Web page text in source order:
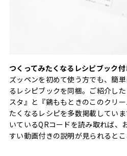
つくってみたくなるレシピブック付
ズッペンを初めて使う方でも、簡
るレシピブックを同梱。ご紹介し
スタ』と『鷄ももときのこのクリ
たくなるレシピを多数掲載してい
いているQRコードを読み取れば、
すい動画付きの説明が見られるとこ